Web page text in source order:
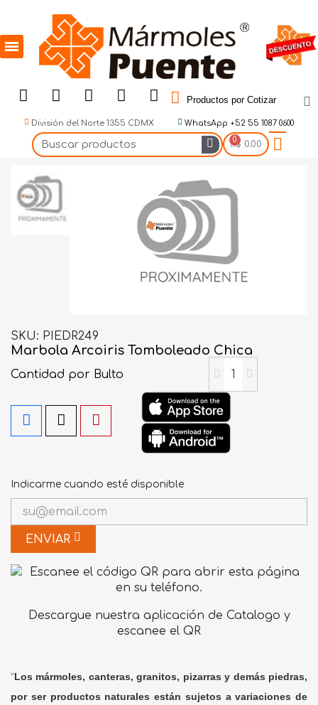
Productos por Cotizar
División del Norte 1355 CDMX WhatsApp +52 55 1087 0600
$ 0.00
SKU PIEDR249
Marbola Arcoiris Tomboleado Chica
Cantidad por Bulto
Indicarme cuando esté disponible
ENVIAR
Descargue nuestra aplicación de Catalogo y
escanee el QR
"Los mármoles, canteras, granitos, pizarras y demás piedras,
por ser productos naturales están sujetos a variaciones de